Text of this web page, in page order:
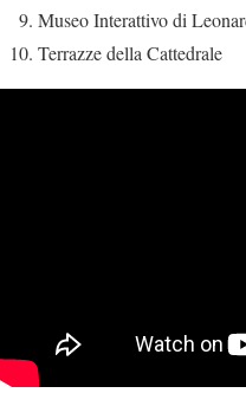
Museo Interattivo di
Terrazze della Cattedrale